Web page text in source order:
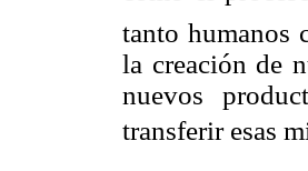
tanto humanos
la creación de
nuevos
transferir esas